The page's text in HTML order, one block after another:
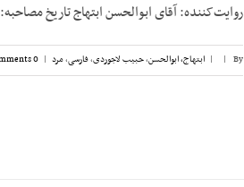
روایت‌کننده: آقای ابوالحسن ابتهاج تاریخ مصاحبه: ۱۲ اگوست ۱۹۸۲ محل‌مصاحبه: شهر کان، فرانسه [...]
By
|
| ابتهاج، ابوالحسن,حبیب لاجوردی,فارسی,مرد |
0 Comments